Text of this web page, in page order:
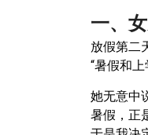
一、
放假第二
“暑假和
她无意中
暑假，正